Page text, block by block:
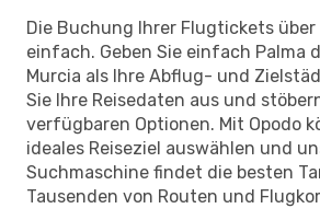
Die Buchung Ihrer Flugtickets über
einfach. Geben Sie einfach Palma
Murcia als Ihre Abflug- und
Sie Ihre Reisedaten aus und
verfügbaren Optionen. Mit Opodo
ideales Reiseziel auswählen und
Suchmaschine findet die besten
Tausenden von Routen und